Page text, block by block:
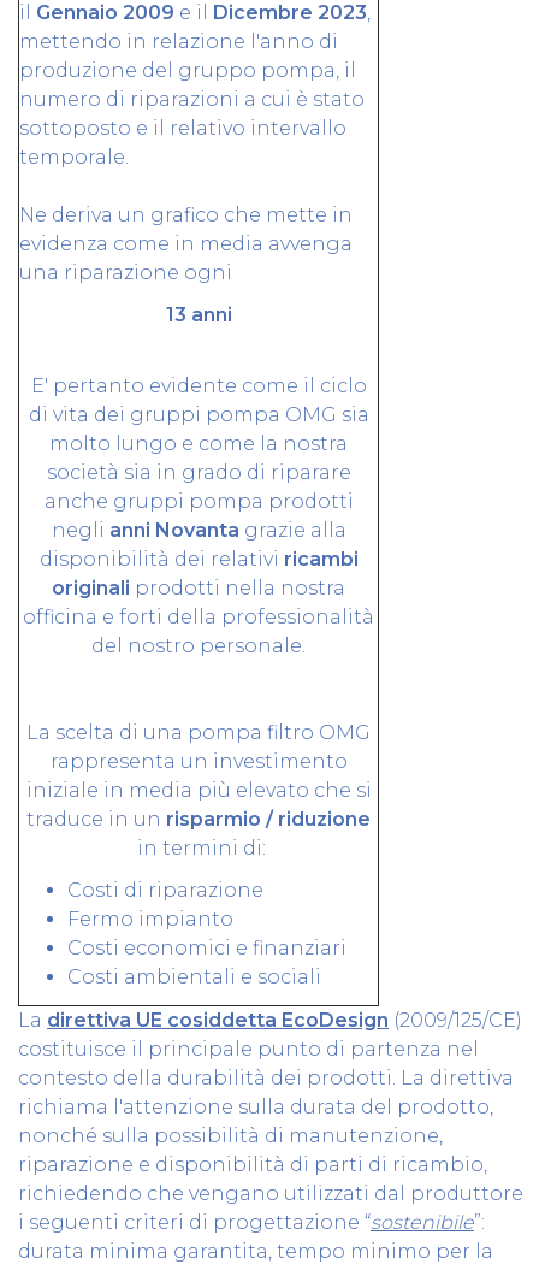
il Gennaio 2009 e il Dicembre 2023,
mettendo in relazione l'anno di
produzione del gruppo pompa, il
numero di riparazioni a cui è stato
sottoposto e il relativo intervallo
temporale.
Ne deriva un grafico che mette in
evidenza come in media avvenga
una riparazione ogni
13 anni
E' pertanto evidente come il ciclo
di vita dei gruppi pompa OMG sia
molto lungo e come la nostra
società sia in grado di riparare
anche gruppi pompa prodotti
negli anni Novanta grazie alla
disponibilità dei relativi ricambi
originali prodotti nella nostra
officina e forti della professionalità
del nostro personale.
La scelta di una pompa filtro OMG
rappresenta un investimento
iniziale in media più elevato che si
traduce in un risparmio / riduzione
in termini di:
Costi di riparazione
Fermo impianto
Costi economici e finanziari
Costi ambientali e sociali
La direttiva UE cosiddetta EcoDesign (2009/125/CE)
costituisce il principale punto di partenza nel
contesto della durabilità dei prodotti. La direttiva
richiama l'attenzione sulla durata del prodotto,
nonché sulla possibilità di manutenzione,
riparazione e disponibilità di parti di ricambio,
richiedendo che vengano utilizzati dal produttore
i seguenti criteri di progettazione “sostenibile”:
durata minima garantita, tempo minimo per la